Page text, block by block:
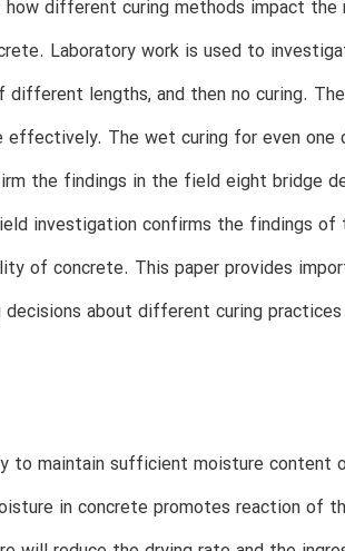
different curing methods impact
Laboratory work is used to
lengths, and then no curing.
The wet curing for even
the findings in the field eight bridge
investigation confirms the findings
of concrete. This paper provides
about different curing
maintain sufficient moisture content
in concrete promotes reaction of